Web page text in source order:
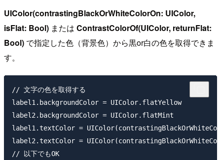
UIColor(contrastingBlackOrWhiteColorOn: UIColor,
isFlat: Bool) または ContrastColorOf(UIColor, returnFlat:
Bool) で指定した色（背景色）から黒or白の色を取得できま
す。
// 文字の色を取得する
label1.backgroundColor = UIColor.flatYellow
label2.backgroundColor = UIColor.flatMint
label1.textColor =
label2.textColor =
// 以下でもOK